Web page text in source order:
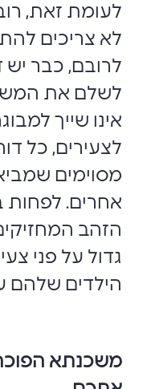
לעומת זאת,
לא צריכים
לרובם, כבר יש
לשלם את
אינו שייך
לצעירים, כל
מסוימים
אחרים. לפחות
הזהב
גדול על פני
הילדים שלהם
משכנתא